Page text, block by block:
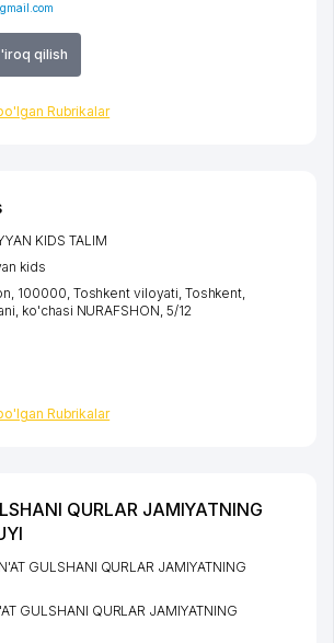
qilish
Rubrikalar
Rubrikalar
KIDS TALIM
kids
100000, Toshkent viloyati, Toshkent,
, ko'chasi NURAFSHON, 5/12
QURLAR JAMIYATNING
GULSHANI QURLAR JAMIYATNING
GULSHANI QURLAR JAMIYATNING